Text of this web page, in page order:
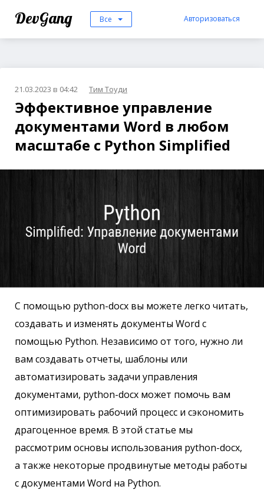
DevGang Все Авторизоваться
21.03.2023 в 04:42 Тим Тоуди
Эффективное управление
документами Word в любом
масштабе с Python Simplified
С помощью python-docx вы можете легко читать,
создавать и изменять документы Word с
помощью Python. Независимо от того, нужно ли
вам создавать отчеты, шаблоны или
автоматизировать задачи управления
документами, python-docx может помочь вам
оптимизировать рабочий процесс и сэкономить
драгоценное время. В этой статье мы
рассмотрим основы использования python-docx,
а также некоторые продвинутые методы работы
с документами Word на Python.